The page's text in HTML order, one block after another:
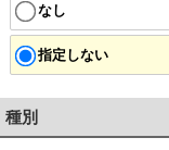
なし
指定しない
種別